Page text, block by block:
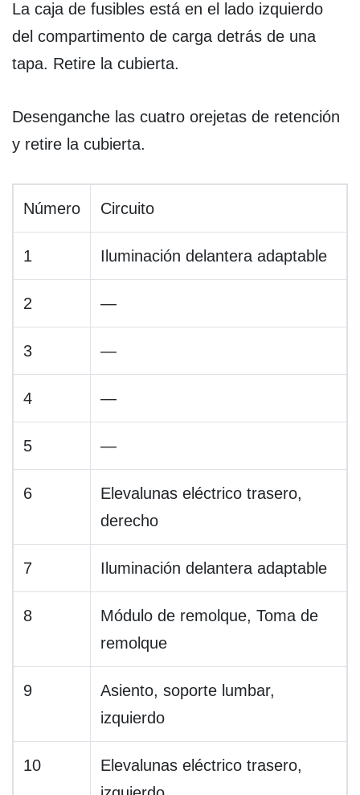
La caja de fusibles está en el lado izquierdo
del compartimento de carga detrás de una
tapa. Retire la cubierta.
Desenganche las cuatro orejetas de retención
y retire la cubierta.
Número Circuito
1 Iluminación delantera adaptable
2 —
3 —
4 —
5 —
6
Elevalunas eléctrico trasero,
derecho
7 Iluminación delantera adaptable
8
Módulo de remolque, Toma de
remolque
9
Asiento, soporte lumbar,
izquierdo
10
Elevalunas eléctrico trasero,